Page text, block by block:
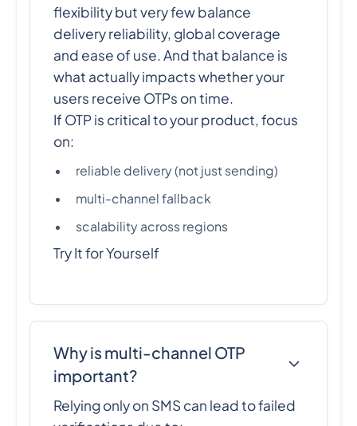
flexibility but very few balance
delivery reliability, global coverage
and ease of use. And that balance is
what actually impacts whether your
users receive OTPs on time.
If OTP is critical to your product, focus
on:
reliable delivery (not just sending)
multi-channel fallback
scalability across regions
Try It for Yourself
Why is multi-channel OTP
important?
Relying only on SMS can lead to failed